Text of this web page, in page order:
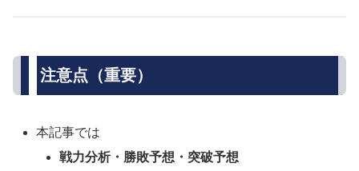
注意点（重要）
本記事では
戦力分析・勝敗予想・突破予想